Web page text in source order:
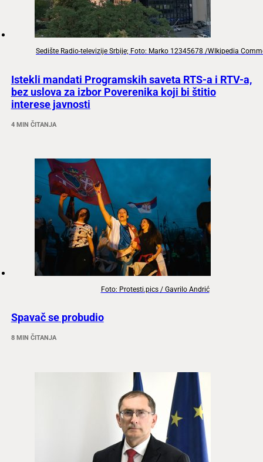
Sedište Radio-televizije Srbije; Foto: Marko 12345678 /WIkipedia
Istekli mandati Programskih saveta RTS-a i RTV-a,
bez uslova za izbor Poverenika koji bi štitio
interese javnosti
4 MIN ČITANJA
Foto: Protesti.pics / Gavrilo Andrić
Spavač se probudio
8 MIN ČITANJA